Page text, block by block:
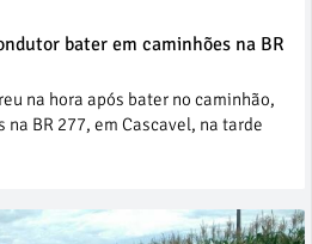
bater em caminhões na BR
na hora após bater no caminhão,
na BR 277, em Cascavel, na tarde